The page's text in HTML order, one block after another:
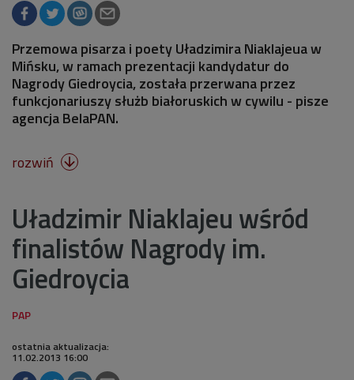
Przemowa pisarza i poety Uładzimira Niaklajeua w
Mińsku, w ramach prezentacji kandydatur do
Nagrody Giedroycia, została przerwana przez
funkcjonariuszy służb białoruskich w cywilu - pisze
agencja BelaPAN.
rozwiń 
Uładzimir Niaklajeu wśród
finalistów Nagrody im.
Giedroycia
ostatnia aktualizacja:
11.02.2013 16:00